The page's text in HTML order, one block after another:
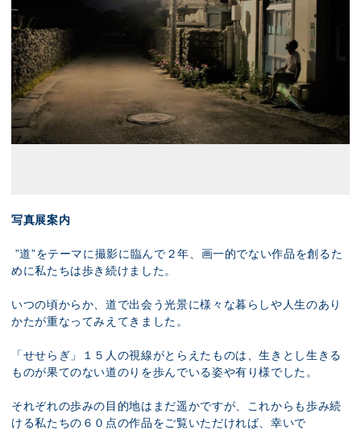
写真展案内
”道”をテーマに撮影に臨んで２年、画一的でない作品を創るた
めに私たちは歩き続けました。
いつの頃からか、道で出会う光景に様々な暮らしや人生のあり
かたが重なってみえてきました。
「せせらぎ」１５人の視線がとらえたものは、生きとし生きる
ものが果てのない道のりを歩んでいる姿や有り様でした。
それぞれの歩みの目的地はまだ遥かですが、これからも歩み続
ける私たちの６０点の作品をご覧いただければ、幸いで